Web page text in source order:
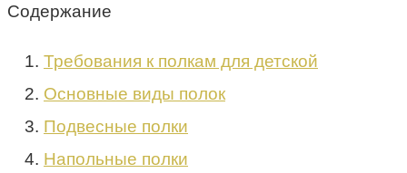
Содержание
Требования к полкам для детской
Основные виды полок
Подвесные полки
Напольные полки